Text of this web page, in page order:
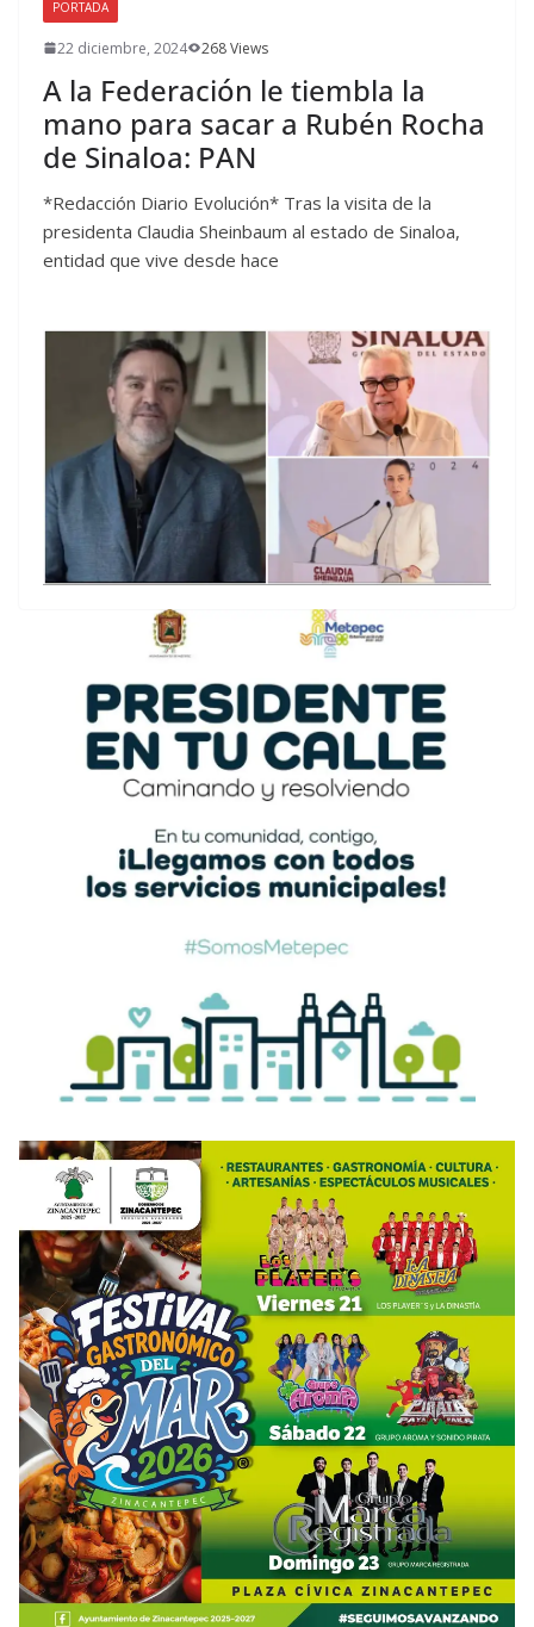
PORTADA
22 diciembre, 2024 268 Views
A la Federación le tiembla la
mano para sacar a Rubén Rocha
de Sinaloa: PAN
*Redacción Diario Evolución* Tras la visita de la
presidenta Claudia Sheinbaum al estado de Sinaloa,
entidad que vive desde hace